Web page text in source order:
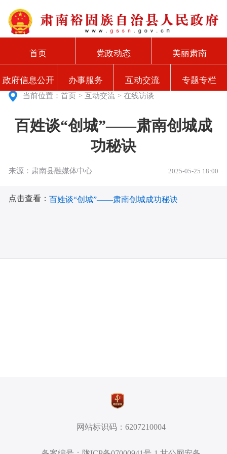
首页 党政动态 美丽肃南
政府信息公开 办事服务 互动交流 专题专栏
当前位置：首页 >互动交流 >在线访谈
百姓谈“创城”——肃南创城成
功秘诀
来源：肃南县融媒体中心 2025-05-25 18:00
点击查看：百姓谈“创城”——肃南创城成功秘诀
网站标识码：6207210004